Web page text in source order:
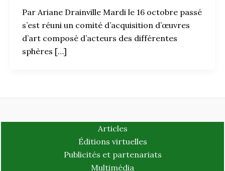
Par Ariane Drainville Mardi le 16 octobre passé
s’est réuni un comité d’acquisition d’œuvres
d’art composé d’acteurs des différentes
sphères […]
Articles
Éditions virtuelles
Publicités et partenariats
Multimédia